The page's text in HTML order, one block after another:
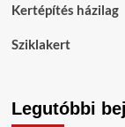
Kertépítés házilag
Sziklakert
Legutóbbi